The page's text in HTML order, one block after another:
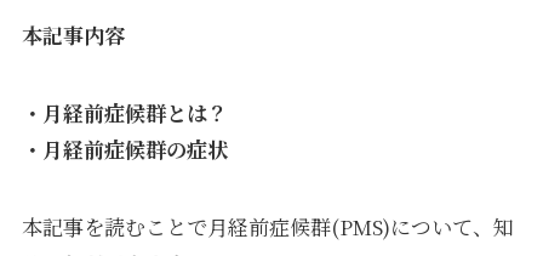
本記事内容
・月経前症候群とは？
・月経前症候群の症状
本記事を読むことで月経前症候群(PMS)について、知